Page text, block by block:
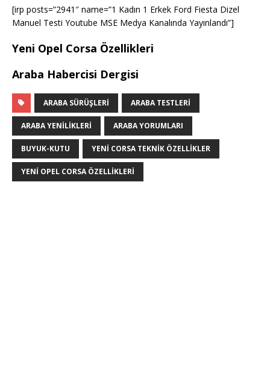
[irp posts=”2941″ name=”1 Kadın 1 Erkek Ford Fiesta Dizel
Manuel Testi Youtube MSE Medya Kanalında Yayınlandı”]
Yeni Opel Corsa Özellikleri
Araba Habercisi Dergisi
ARABA SÜRÜŞLERI ARABA TESTLERI
ARABA YENILIKLERI ARABA YORUMLARI
BUYUK-KUTU YENI CORSA TEKNIK ÖZELLIKLER
YENI OPEL CORSA ÖZELLIKLERI